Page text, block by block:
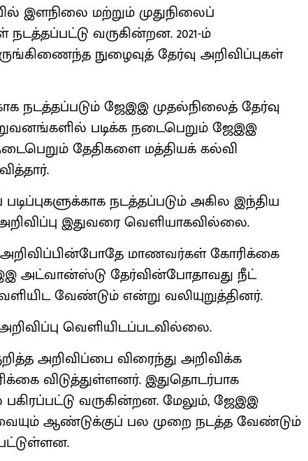
இளநிலை மற்றும் முதுநிலைப்
நடத்தப்பட்டு வருகின்றன. 2021-ம்
நுழைவுத் தேர்வு அறிவிப்புகள்
நடத்தப்படும் ஜேஇஇ முதல்நிலைத் தேர்வு
படிக்க நடைபெறும் ஜேஇஇ
தேதிகளை மத்தியக் கல்வி
நடத்தப்படும் அகில இந்திய
அறிவிப்பு இதுவரை வெளியாகவில்லை.
அறிவிப்பின்போதே மாணவர்கள் கோரிக்கை
அட்வான்ஸ்டு தேர்வின்போதாவது நீட்
வேண்டும் என்று வலியுறுத்தினர்.
வெளியிடப்படவில்லை.
அறிவிப்பை விரைந்து அறிவிக்க
விடுத்துள்ளனர். இதுதொடர்பாக
வருகின்றன. மேலும், ஜேஇஇ
ஆண்டுக்குப் பல முறை நடத்த வேண்டும்